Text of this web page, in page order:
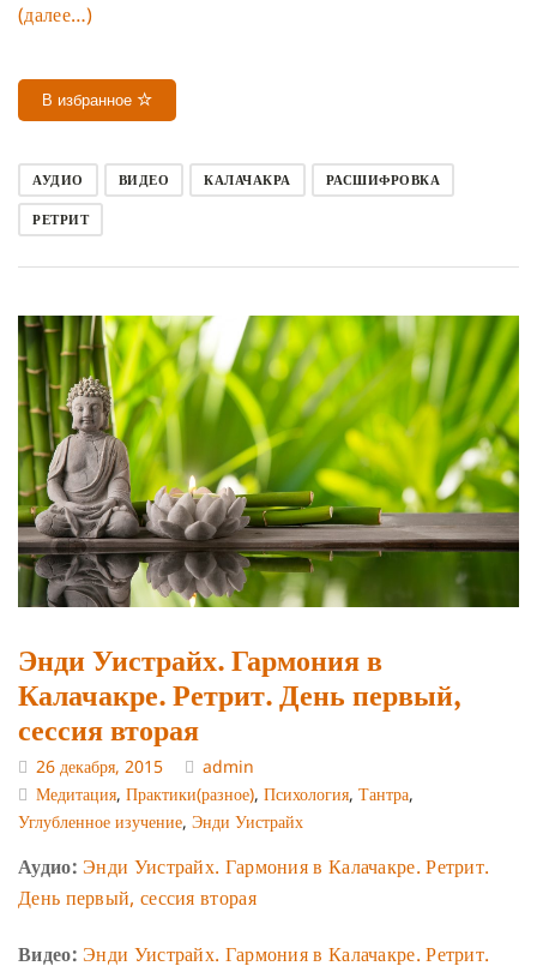
(далее…)
В избранное
АУДИО ВИДЕО КАЛАЧАКРА РАСШИФРОВКА
РЕТРИТ
Энди Уистрайх. Гармония в
Калачакре. Ретрит. День первый,
сессия вторая
26 декабря, 2015
admin
Медитация, Практики(разное), Психология, Тантра,
Углубленное изучение, Энди Уистрайх
Аудио: Энди Уистрайх. Гармония в Калачакре. Ретрит.
День первый, сессия вторая
Видео: Энди Уистрайх. Гармония в Калачакре. Ретрит.